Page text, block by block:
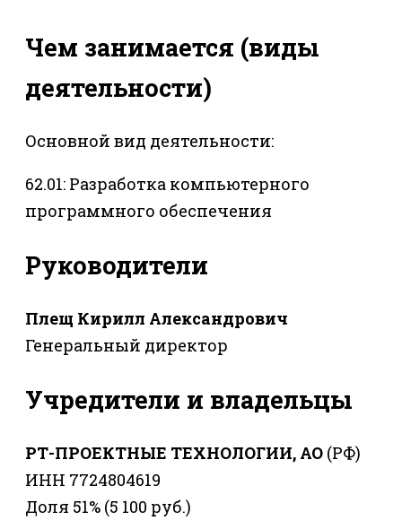
Чем занимается (виды
деятельности)
Основной вид деятельности:
62.01: Разработка компьютерного
программного обеспечения
Руководители
Плещ Кирилл Александрович
Генеральный директор
Учредители и владельцы
РТ-ПРОЕКТНЫЕ ТЕХНОЛОГИИ, АО (РФ)
ИНН 7724804619
Доля 51% (5 100 руб.)